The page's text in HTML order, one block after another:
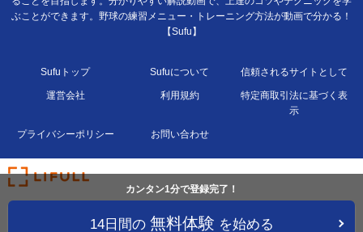
カンタン1分で登録完了！
14日間の 無料体験 を始める
ぶことができます。野球の練習メニュー・トレーニング方法が動画で分かる！
【Sufu】
Sufuトップ Sufuについて 信頼されるサイトとして
運営会社 利用規約
特定商取引法に基づく表
示
プライバシーポリシー お問い合わせ